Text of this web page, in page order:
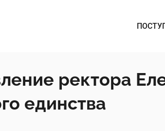
ректора
единства